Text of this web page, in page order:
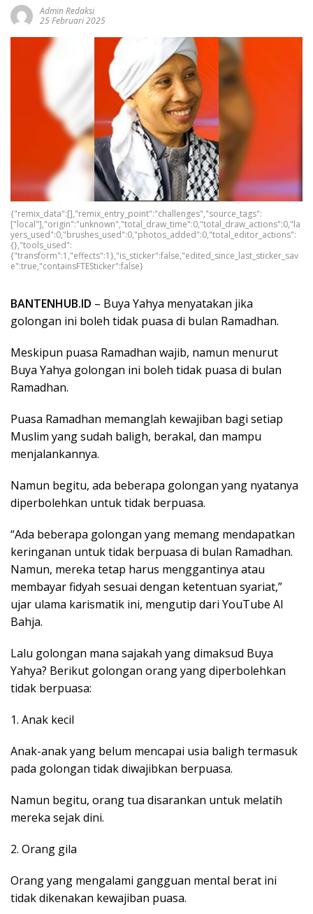
Admin Redaksi
25 Februari 2025
{"remix_data":[],"remix_entry_point":"challenges","source_tags":
["local"],"origin":"unknown","total_draw_time":0,"total_draw_actions":0,"la
yers_used":0,"brushes_used":0,"photos_added":0,"total_editor_actions":
{},"tools_used":
{"transform":1,"effects":1},"is_sticker":false,"edited_since_last_sticker_sav
e":true,"containsFTESticker":false}
BANTENHUB.ID – Buya Yahya menyatakan jika
golongan ini boleh tidak puasa di bulan Ramadhan.
Meskipun puasa Ramadhan wajib, namun menurut
Buya Yahya golongan ini boleh tidak puasa di bulan
Ramadhan.
Puasa Ramadhan memanglah kewajiban bagi setiap
Muslim yang sudah baligh, berakal, dan mampu
menjalankannya.
Namun begitu, ada beberapa golongan yang nyatanya
diperbolehkan untuk tidak berpuasa.
“Ada beberapa golongan yang memang mendapatkan
keringanan untuk tidak berpuasa di bulan Ramadhan.
Namun, mereka tetap harus menggantinya atau
membayar fidyah sesuai dengan ketentuan syariat,”
ujar ulama karismatik ini, mengutip dari YouTube Al
Bahja.
Lalu golongan mana sajakah yang dimaksud Buya
Yahya? Berikut golongan orang yang diperbolehkan
tidak berpuasa:
1. Anak kecil
Anak-anak yang belum mencapai usia baligh termasuk
pada golongan tidak diwajibkan berpuasa.
Namun begitu, orang tua disarankan untuk melatih
mereka sejak dini.
2. Orang gila
Orang yang mengalami gangguan mental berat ini
tidak dikenakan kewajiban puasa.